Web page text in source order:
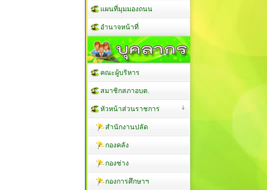
แผนที่มุมมองถนน
อำนาจหน้าที่
คณะผู้บริหาร
สมาชิกสภาอบต.
หัวหน้าส่วนราชการ
สำนักงานปลัด
กองคลัง
กองช่าง
กองการศึกษาฯ